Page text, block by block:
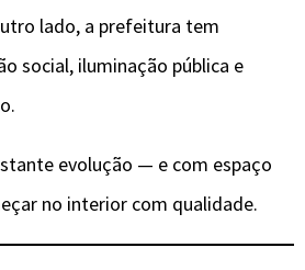
lado, a prefeitura tem
social, iluminação pública e
evolução — e com espaço
no interior com qualidade.